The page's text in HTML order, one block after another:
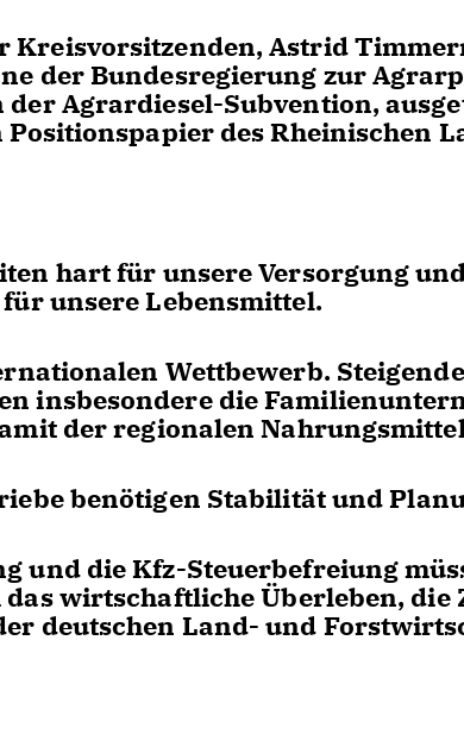
Kreisvorsitzenden, Astrid
der Bundesregierung zur
der Agrardiesel-Subvention,
des Rheinischen
hart für unsere Versorgung
unsere Lebensmittel.
Wettbewerb.
insbesondere die
der regionalen
benötigen Stabilität und
und die Kfz-Steuerbefreiung
wirtschaftliche Überleben, die
deutschen Land- und